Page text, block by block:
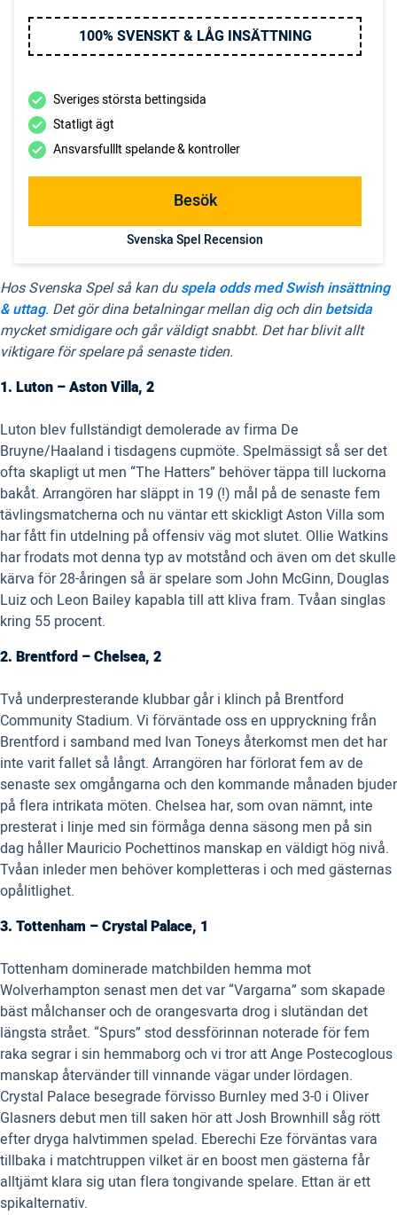
100% SVENSKT & LÅG INSÄTTNING
Sveriges största bettingsida
Statligt ägt
Ansvarsfulllt spelande & kontroller
Besök
Svenska Spel Recension
Hos Svenska Spel så kan duspela odds med Swish insättning
& uttag. Det gör dina betalningar mellan dig och dinbetsida
mycket smidigare och går väldigt snabbt. Det har blivit allt
viktigare för spelare på senaste tiden.
1. Luton – Aston Villa, 2
Luton blev fullständigt demolerade av firma De
Bruyne/Haaland i tisdagens cupmöte. Spelmässigt så ser det
ofta skapligt ut men “The Hatters” behöver täppa till luckorna
bakåt. Arrangören har släppt in 19 (!) mål på de senaste fem
tävlingsmatcherna och nu väntar ett skickligt Aston Villa som
har fått fin utdelning på offensiv väg mot slutet. Ollie Watkins
har frodats mot denna typ av motstånd och även om det skulle
kärva för 28-åringen så är spelare som John McGinn, Douglas
Luiz och Leon Bailey kapabla till att kliva fram. Tvåan singlas
kring 55 procent.
2. Brentford – Chelsea, 2
Två underpresterande klubbar går i klinch på Brentford
Community Stadium. Vi förväntade oss en uppryckning från
Brentford i samband med Ivan Toneys återkomst men det har
inte varit fallet så långt. Arrangören har förlorat fem av de
senaste sex omgångarna och den kommande månaden bjuder
på flera intrikata möten. Chelsea har, som ovan nämnt, inte
presterat i linje med sin förmåga denna säsong men på sin
dag håller Mauricio Pochettinos manskap en väldigt hög nivå.
Tvåan inleder men behöver kompletteras i och med gästernas
opålitlighet.
3. Tottenham – Crystal Palace, 1
Tottenham dominerade matchbilden hemma mot
Wolverhampton senast men det var “Vargarna” som skapade
bäst målchanser och de orangesvarta drog i slutändan det
längsta strået. “Spurs” stod dessförinnan noterade för fem
raka segrar i sin hemmaborg och vi tror att Ange Postecoglous
manskap återvänder till vinnande vägar under lördagen.
Crystal Palace besegrade förvisso Burnley med 3-0 i Oliver
Glasners debut men till saken hör att Josh Brownhill såg rött
efter dryga halvtimmen spelad. Eberechi Eze förväntas vara
tillbaka i matchtruppen vilket är en boost men gästerna får
alltjämt klara sig utan flera tongivande spelare. Ettan är ett
spikalternativ.